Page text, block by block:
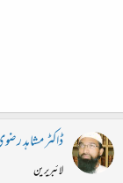
ڈاکٹر مشاہد
لائبریرین